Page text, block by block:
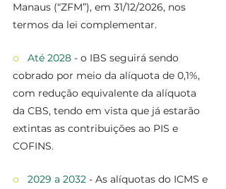
Manaus (“ZFM”), em 31/12/2026, nos
termos da lei complementar.
o Até 2028 - o IBS seguirá sendo
cobrado por meio da alíquota de 0,1%,
com redução equivalente da alíquota
da CBS, tendo em vista que já estarão
extintas as contribuições ao PIS e
COFINS.
o 2029 a 2032 - As alíquotas do ICMS e